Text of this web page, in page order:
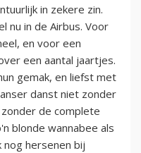
in zekere zin.
nu in de Airbus. Voor
en voor een
een aantal jaartjes.
gemak, en liefst met
danst niet zonder
de complete
blonde wannabee als
hersenen bij